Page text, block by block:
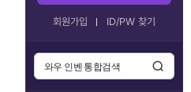
회원가입 ID/PW 찾기